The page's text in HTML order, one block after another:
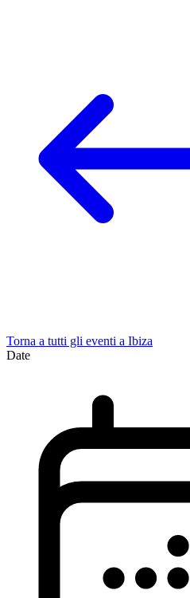
Torna a tutti gli eventi a Ibiza
Date